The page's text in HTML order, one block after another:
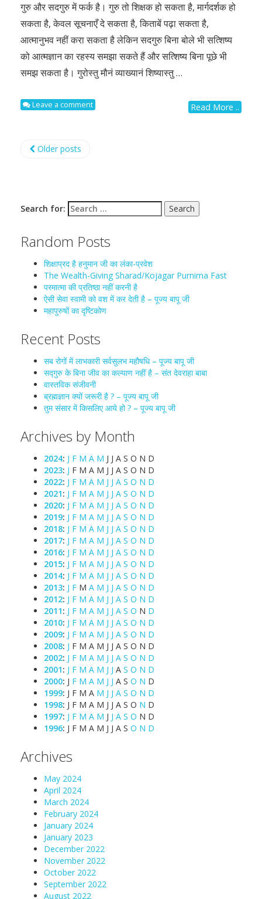
गुरु और सदगुरु में फर्क है। गुरु तो शिक्षक हो सकता है, मार्गदर्शक हो
सकता है, केवल सूचनाएँ दे सकता है, किताबें पढ़ा सकता है,
आत्मानुभव नहीं करा सकता है लेकिन सदगुरु बिना बोले भी सत्शिष्य
को आत्मज्ञान का रहस्य समझा सकते हैं और सत्शिष्य बिना पूछे भी
समझ सकता है। गुरोस्तु मौनं व्याख्यानं शिष्यास्तु …
Read More ..
Leave a comment
Older posts
Search for:
Random Posts
शिक्षाप्रद है हनुमान जी का लंका-प्रवेश
The Wealth-Giving Sharad/Kojagar Purnima Fast
परमात्मा की प्रतिष्ठा नहीं करनी है
ऐसी सेवा स्वामी को वश में कर देती है – पूज्य बापू जी
महापुरुषों का दृष्टिकोण
Recent Posts
सब रोगों में लाभकारी सर्वसुलभ महौषधि – पूज्य बापू जी
सद्गुरु के बिना जीव का कल्याण नहीं है – संत देवराहा बाबा
वास्तविक संजीवनी
ब्रह्मज्ञान क्यों जरूरी है ? – पूज्य बापू जी
तुम संसार में किसलिए आये हो ? – पूज्य बापू जी
Archives by Month
2024: J F M A M J J A S O N D
2023: J F M A M J J A S O N D
2022: J F M A M J J A S O N D
2021: J F M A M J J A S O N D
2020: J F M A M J J A S O N D
2019: J F M A M J J A S O N D
2018: J F M A M J J A S O N D
2017: J F M A M J J A S O N D
2016: J F M A M J J A S O N D
2015: J F M A M J J A S O N D
2014: J F M A M J J A S O N D
2013: J F M A M J J A S O N D
2012: J F M A M J J A S O N D
2011: J F M A M J J A S O N D
2010: J F M A M J J A S O N D
2009: J F M A M J J A S O N D
2008: J F M A M J J A S O N D
2002: J F M A M J J A S O N D
2001: J F M A M J J A S O N D
2000: J F M A M J J A S O N D
1999: J F M A M J J A S O N D
1998: J F M A M J J A S O N D
1997: J F M A M J J A S O N D
1996: J F M A M J J A S O N D
Archives
May 2024
April 2024
March 2024
February 2024
January 2024
January 2023
December 2022
November 2022
October 2022
September 2022
August 2022